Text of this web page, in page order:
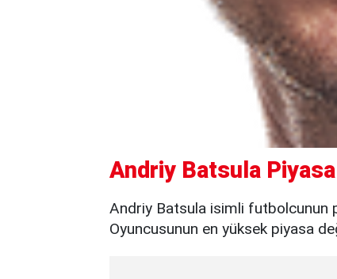
Andriy Batsula
Andriy Batsula isimli futbolcunun
Oyuncusunun en yüksek piyasa